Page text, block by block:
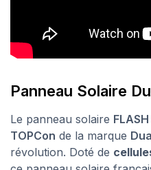
Panneau Solaire
Le panneau solaire
TOPCon de la marque
révolution. Doté de